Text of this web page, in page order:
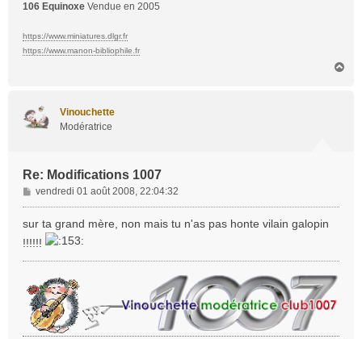
106 Equinoxe Vendue en 2005
https://www.miniatures.dlgr.fr
https://www.manon-bibliophile.fr
Vinouchette
Modératrice
Re: Modifications 1007
M
e
s
a
g
vendredi 01 août 2008, 22:04:32
sur ta grand mère, non mais tu n'as pas honte vilain galopin
!!!!!!